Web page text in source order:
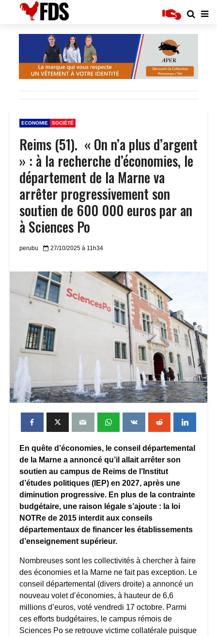
ECONOMIE SOCIÉTÉ
Reims (51). « On n’a plus d’argent
» : à la recherche d’économies, le
département de la Marne va
arrêter progressivement son
soutien de 600 000 euros par an
à Sciences Po
perubu 27/10/2025 à 11h34
En quête d’économies, le conseil départemental
de la Marne a annoncé qu’il allait arrêter son
soutien au campus de Reims de l’Institut
d’études politiques (IEP) en 2027, après une
diminution progressive. En plus de la contrainte
budgétaire, une raison légale s’ajoute : la loi
NOTRe de 2015 interdit aux conseils
départementaux de financer les établissements
d’enseignement supérieur.
Nombreuses sont les collectivités à chercher à faire
des économies et la Marne ne fait pas exception. Le
conseil départemental (divers droite) a annoncé un
nouveau volet d’économies, à hauteur de 6,6
millions d’euros, voté vendredi 17 octobre. Parmi
ces efforts budgétaires, le campus rémois de
Sciences Po se retrouve victime collatérale puisque